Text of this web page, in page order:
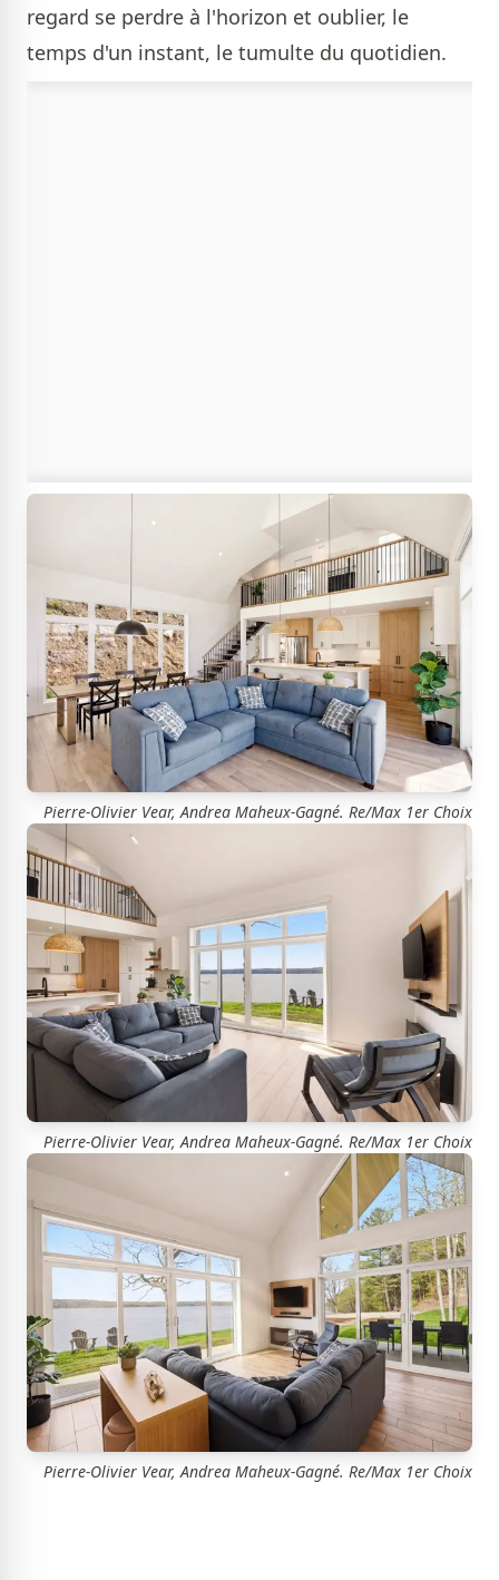
regard se perdre à l'horizon et oublier, le
temps d'un instant, le tumulte du quotidien.
Pierre-Olivier Vear, Andrea Maheux-Gagné. Re/Max 1er Choix
Pierre-Olivier Vear, Andrea Maheux-Gagné. Re/Max 1er Choix
Pierre-Olivier Vear, Andrea Maheux-Gagné. Re/Max 1er Choix